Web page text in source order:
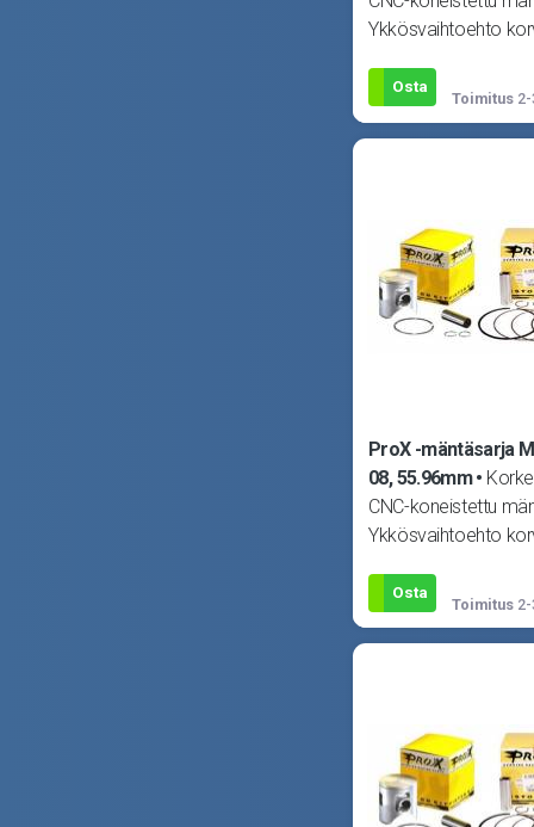
Ykkösvaihtoehto
tahansa moottorissa.
Osta
Toimitus
ProX -mäntäsarja
08, 55.96mm
CNC-koneistettu
Ykkösvaihtoehto
tahansa moottorissa.
Osta
Toimitus